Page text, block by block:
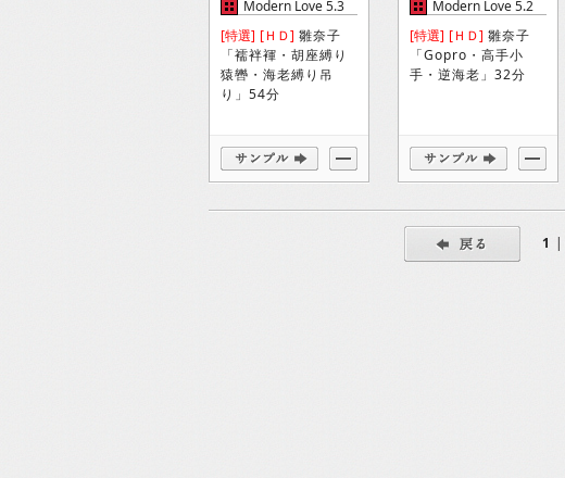
Modern Love 5.3
[特選] [ＨＤ] 雛奈子
「襦袢褌・胡座縛り
猿轡・海老縛り吊
り」54分
Modern Love 5.2
[特選] [ＨＤ] 雛奈子
「Gopro・高手小
手・逆海老」32分
1 |